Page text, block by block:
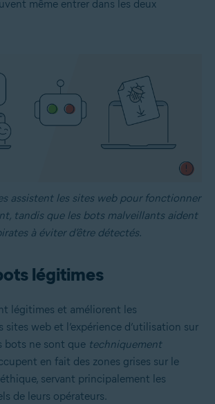
même entrer dans les deux
assistent les sites web pour fonctionner
tandis que les bots malveillants aident
à éviter d’être détectés.
légitimes
légitimes et améliorent les
sites web et l’expérience d’utilisation sur
bots ne sont que techniquement
en fait des zones grises sur le
servant principalement les
de leurs opérateurs.